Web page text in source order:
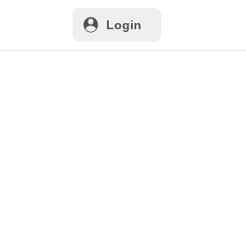
Login